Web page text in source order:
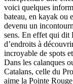
voici quelques
bateau, en kayak ou
devenu un
sens. En effet qui dit
d’endroits à
incroyable de spots
Dans les calanques
Catalans, celle du
aime la Pointe